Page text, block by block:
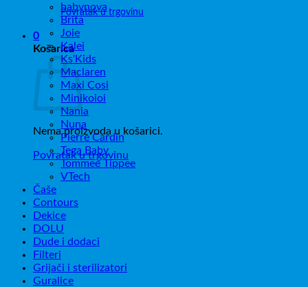
Povratak u trgovinu
0
Košarica
Nema proizvoda u košarici.
Povratak u trgovinu
babynova
Brita
Joie
Kalei
Ks'Kids
Maclaren
Maxi Cosi
Minikoioi
Nania
Nuna
Pierre Cardin
Tega Baby
Tommee Tippee
VTech
Čaše
Contours
Dekice
DOLU
Dude i dodaci
Filteri
Grijači i sterilizatori
Guralice